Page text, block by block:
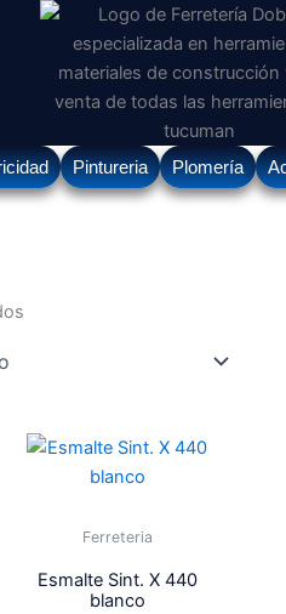
Pintureria Plomería
Ferreteria
Esmalte Sint. X 440
blanco